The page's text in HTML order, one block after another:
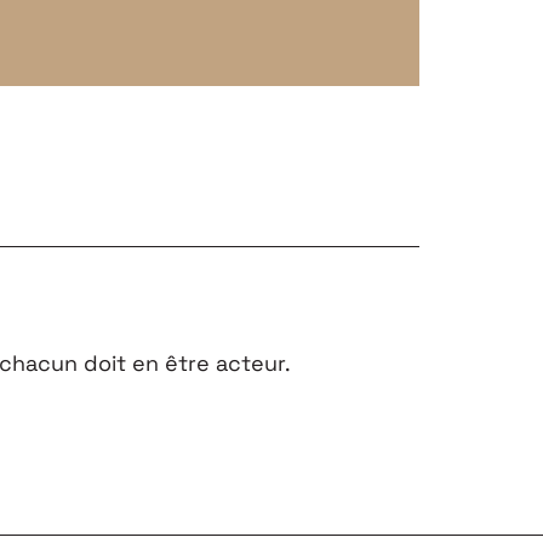
doit en être acteur.